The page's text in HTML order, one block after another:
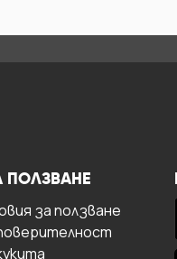
ПОЛЗВАНЕ
за ползване